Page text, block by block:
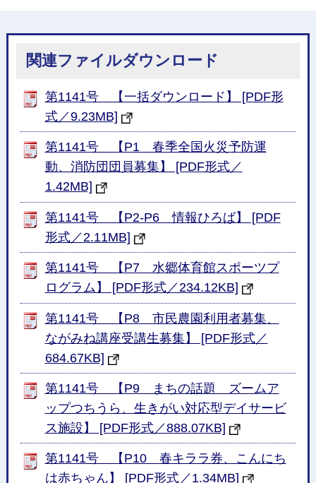
関連ファイルダウンロード
第1141号 【一括ダウンロード】 [PDF形
式／9.23MB]
第1141号 【P1 春季全国火災予防運
動、消防団団員募集】 [PDF形式／
1.42MB]
第1141号 【P2-P6 情報ひろば】 [PDF
形式／2.11MB]
第1141号 【P7 水郷体育館スポーツプ
ログラム】 [PDF形式／234.12KB]
第1141号 【P8 市民農園利用者募集、
ながみね講座受講生募集】 [PDF形式／
684.67KB]
第1141号 【P9 まちの話題 ズームア
ップつちうら、生きがい対応型デイサービ
ス施設】 [PDF形式／888.07KB]
第1141号 【P10 春キララ券、こんにち
は赤ちゃん】 [PDF形式／1.34MB]